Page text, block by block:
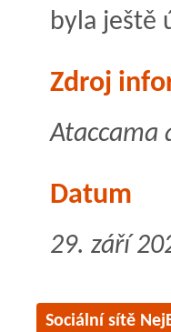
byla ještě
Zdroj
Ataccama
Datum
29. září
Sociální sítě